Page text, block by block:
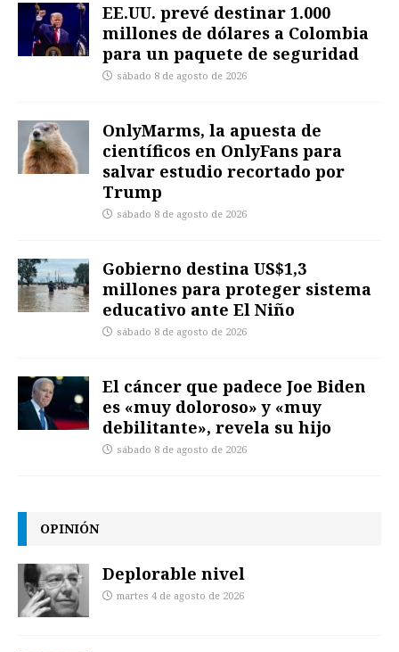
EE.UU. prevé destinar 1.000
millones de dólares a Colombia
para un paquete de seguridad
sábado 8 de agosto de 2026
OnlyMarms, la apuesta de
científicos en OnlyFans para
salvar estudio recortado por
Trump
sábado 8 de agosto de 2026
Gobierno destina US$1,3
millones para proteger sistema
educativo ante El Niño
sábado 8 de agosto de 2026
El cáncer que padece Joe Biden
es «muy doloroso» y «muy
debilitante», revela su hijo
sábado 8 de agosto de 2026
OPINIÓN
Deplorable nivel
martes 4 de agosto de 2026